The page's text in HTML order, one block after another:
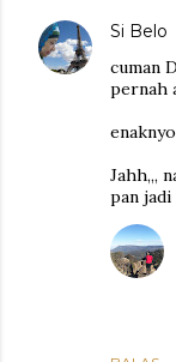
Si Belo
cuman
pernah
Jahh,,,
pan jadi